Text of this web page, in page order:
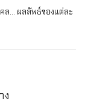
ล… ผลลัพธ์ของแต่ละ
ง